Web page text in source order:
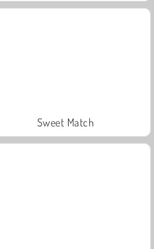
Sweet Match